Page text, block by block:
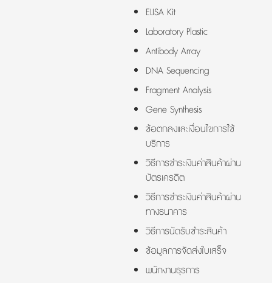
ELISA Kit
Laboratory Plastic
Antibody Array
DNA Sequencing
Fragment Analysis
Gene Synthesis
ข้อตกลงและเงื่อนไขการใช้
บริการ
วิธีการชำระเงินค่าสินค้าผ่าน
บัตรเครดิต
วิธีการชำระเงินค่าสินค้าผ่าน
ทางธนาคาร
วิธีการนัดรับชำระสินค้า
ข้อมูลการจัดส่งใบเสร็จ
พนักงานธุรการ